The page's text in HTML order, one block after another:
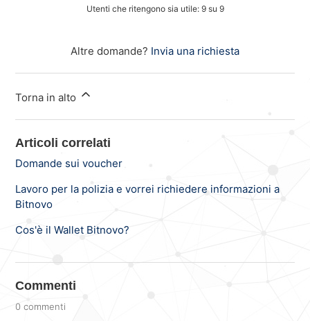
Utenti che ritengono sia utile: 9 su 9
Altre domande? Invia una richiesta
Torna in alto
Articoli correlati
Domande sui voucher
Lavoro per la polizia e vorrei richiedere informazioni a
Bitnovo
Cos'è il Wallet Bitnovo?
Commenti
0 commenti